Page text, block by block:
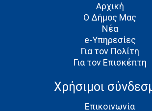
Αρχική
Ο Δήμος Μας
Νέα
e-Υπηρεσίες
Για τον Πολίτη
Για τον Επισκέπτη
Χρήσιμοι
Επικοινωνία